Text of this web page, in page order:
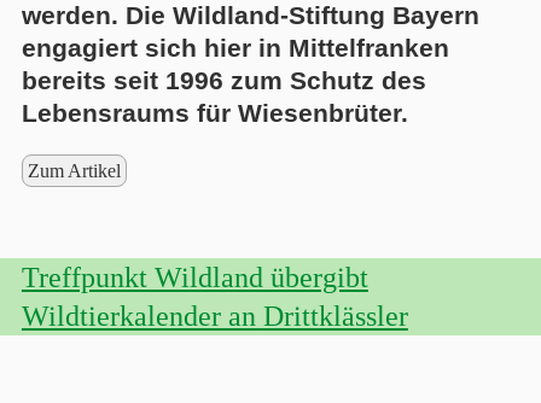
werden. Die Wildland-Stiftung Bayern
engagiert sich hier in Mittelfranken
bereits seit 1996 zum Schutz des
Lebensraums für Wiesenbrüter.
Zum Artikel
Treffpunkt Wildland übergibt
Wildtierkalender an Drittklässler